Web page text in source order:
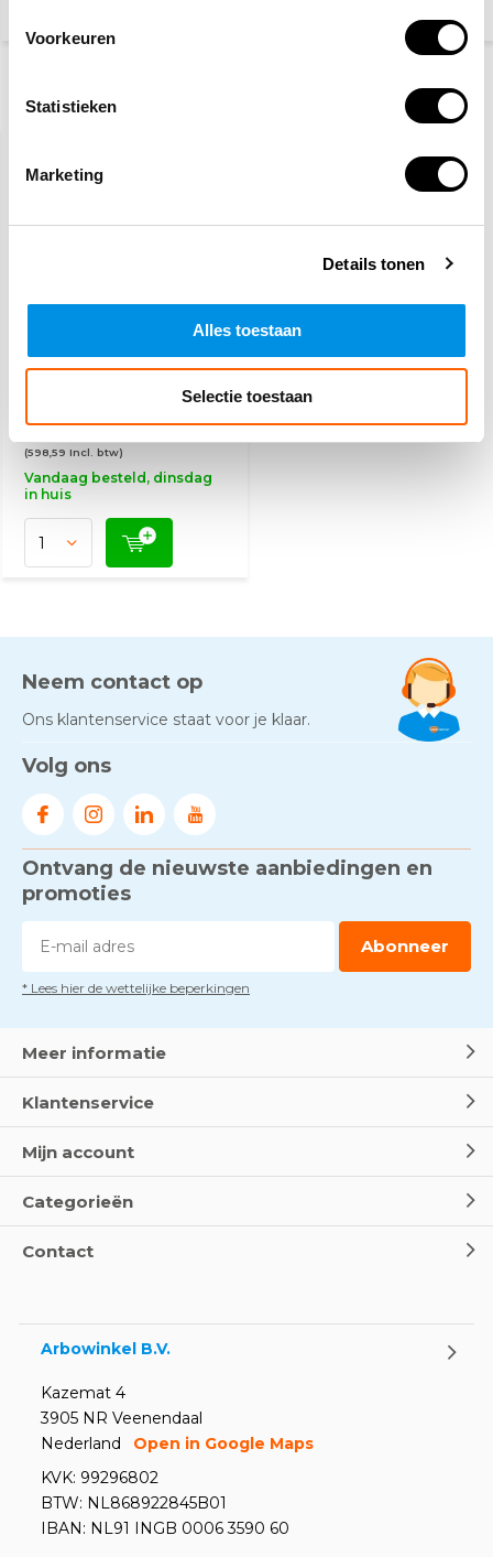
Voorkeuren
Statistieken
Marketing
Details tonen
Alles toestaan
Selectie toestaan
Recent bekeken
-30ºC
494,70
(598,59 Incl. btw)
Vandaag besteld, dinsdag
in huis
Neem contact op
Ons klantenservice staat voor je klaar.
Volg ons
Ontvang de nieuwste aanbiedingen en
promoties
Abonneer
* Lees hier de wettelijke beperkingen
Meer informatie
Klantenservice
Mijn account
Categorieën
Contact
Arbowinkel B.V.
Kazemat 4
3905 NR Veenendaal
Nederland
Open in Google Maps
KVK: 99296802
BTW: NL868922845B01
IBAN: NL91 INGB 0006 3590 60